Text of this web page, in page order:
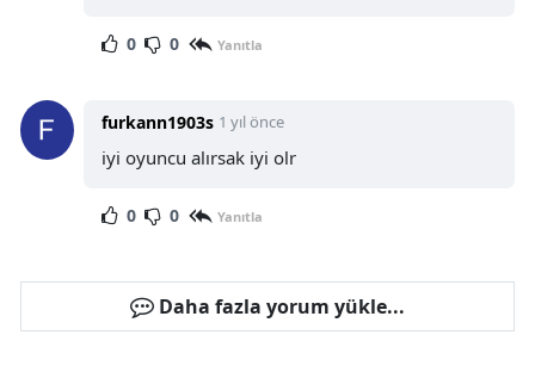
0 0 Yanıtla
furkann1903s 1 yıl önce
iyi oyuncu alırsak iyi olr
0 0 Yanıtla
Daha fazla yorum yükle...